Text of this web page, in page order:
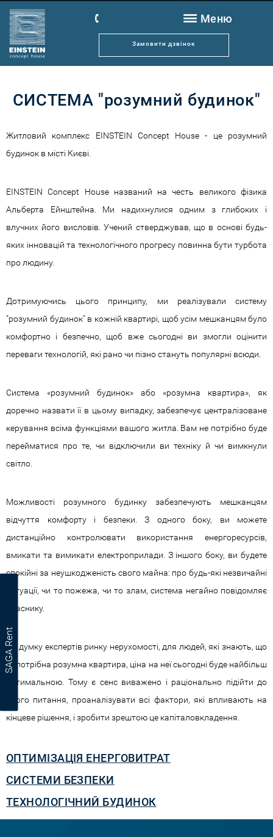
Архітектура
Client Tech
Control
Замовити дзвінок
Меню
SAGA Rent
СИСТЕМА "розумний будинок"
Житловий комплекс EINSTEIN Concept House - це розумний
будинок в місті Києві.
EINSTEIN Concept House названий на честь великого фізика
Альберта Ейнштейна. Ми надихнулися одним з глибоких і
влучних його висловів. Учений стверджував, що в основі будь-
яких інновацій та технологічного прогресу повинна бути турбота
про людину.
Дотримуючись цього принципу, ми реалізували систему
"розумний будинок" в кожній квартирі, щоб усім мешканцям було
комфортно і безпечно, щоб вже сьогодні ви змогли оцінити
переваги технологій, які рано чи пізно стануть популярні всюди.
Система «розумний будинок» або «розумна квартира», як
доречно назвати її в цьому випадку, забезпечує централізоване
керування всіма функціями вашого житла. Вам не потрібно буде
перейматися про те, чи відключили ви техніку й чи вимкнули
світло.
Можливості розумного будинку забезпечують мешканцям
відчуття комфорту і безпеки. З одного боку, ви можете
дистанційно контролювати використання енергоресурсів,
вмикати та вимикати електроприлади. З іншого боку, ви будете
спокійні за неушкодженість свого майна: про будь-які незвичайні
ситуації, чи то пожежа, чи то злам, система негайно повідомляє
власнику.
На думку експертів ринку нерухомості, для людей, які знають, що
їм потрібна розумна квартира, ціна на неї сьогодні буде найбільш
оптимальною. Тому є сенс виважено і раціонально підійти до
цього питання, проаналізувати всі фактори, які впливають на
кінцеве рішення, і зробити зрештою це капіталовкладення.
ОПТИМІЗАЦІЯ ЕНЕРГОВИТРАТ
СИСТЕМИ БЕЗПЕКИ
ТЕХНОЛОГІЧНИЙ БУДИНОК